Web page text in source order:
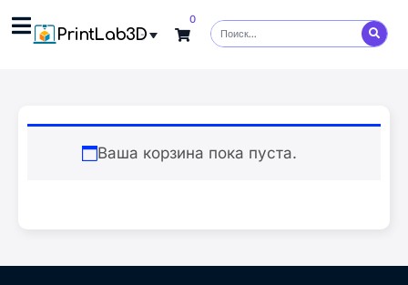
PrintLab3D
0
Ваша корзина пока пуста.